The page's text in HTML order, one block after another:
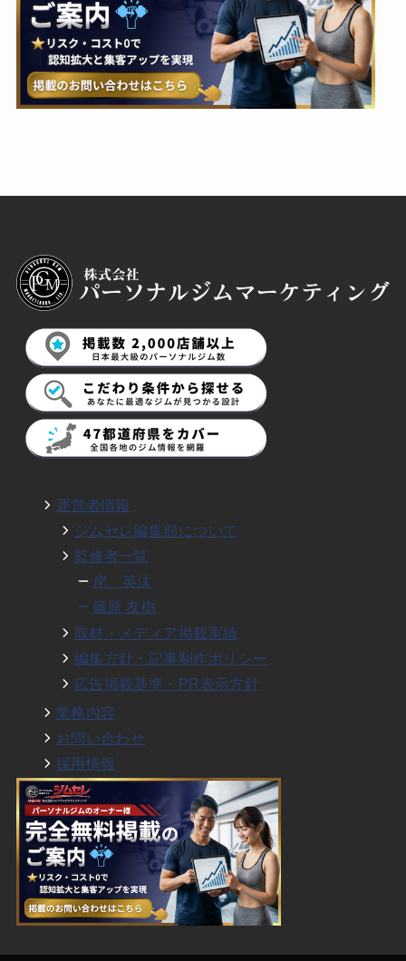
運営者情報
ジムセレ編集部について
監修者一覧
岸 英汰
篠原 友樹
取材・メディア掲載実績
編集方針・記事制作ポリシー
広告掲載基準・PR表示方針
業務内容
お問い合わせ
採用情報